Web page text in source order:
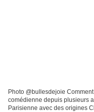
Photo @bullesdejoie
comédienne depuis plusieurs
Parisienne avec des origines